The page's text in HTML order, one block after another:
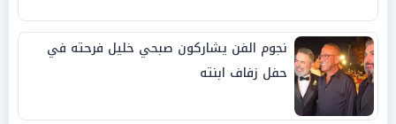
نجوم الفن يشاركون صبحي خليل فرحته في
حفل زفاف ابنته